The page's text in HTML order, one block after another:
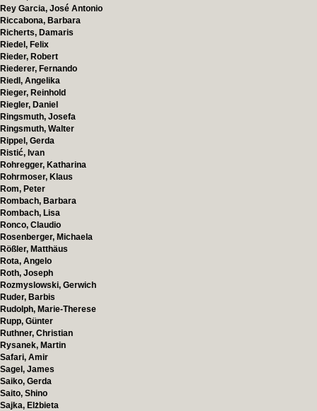
Rey Garcia, José Antonio
Riccabona, Barbara
Richerts, Damaris
Riedel, Felix
Rieder, Robert
Riederer, Fernando
Riedl, Angelika
Rieger, Reinhold
Riegler, Daniel
Ringsmuth, Josefa
Ringsmuth, Walter
Rippel, Gerda
Ristić, Ivan
Rohregger, Katharina
Rohrmoser, Klaus
Rom, Peter
Rombach, Barbara
Rombach, Lisa
Ronco, Claudio
Rosenberger, Michaela
Rößler, Matthäus
Rota, Angelo
Roth, Joseph
Rozmyslowski, Gerwich
Ruder, Barbis
Rudolph, Marie-Therese
Rupp, Günter
Ruthner, Christian
Rysanek, Martin
Safari, Amir
Sagel, James
Saiko, Gerda
Saito, Shino
Sajka, Elżbieta